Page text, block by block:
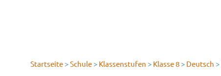
Startseite >Schule > Klassenstufen > Klasse 8 > Deutsch >